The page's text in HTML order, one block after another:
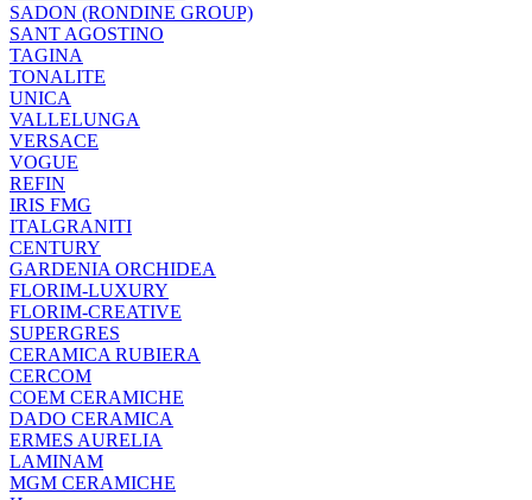
SADON (RONDINE GROUP)
SANT AGOSTINO
TAGINA
TONALITE
UNICA
VALLELUNGA
VERSACE
VOGUE
REFIN
IRIS FMG
ITALGRANITI
CENTURY
GARDENIA ORCHIDEA
FLORIM-LUXURY
FLORIM-CREATIVE
SUPERGRES
CERAMICA RUBIERA
CERCOM
COEM CERAMICHE
DADO CERAMICA
ERMES AURELIA
LAMINAM
MGM CERAMICHE